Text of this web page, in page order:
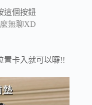
這個按鈕
無聊XD
置卡入就可以囉!!